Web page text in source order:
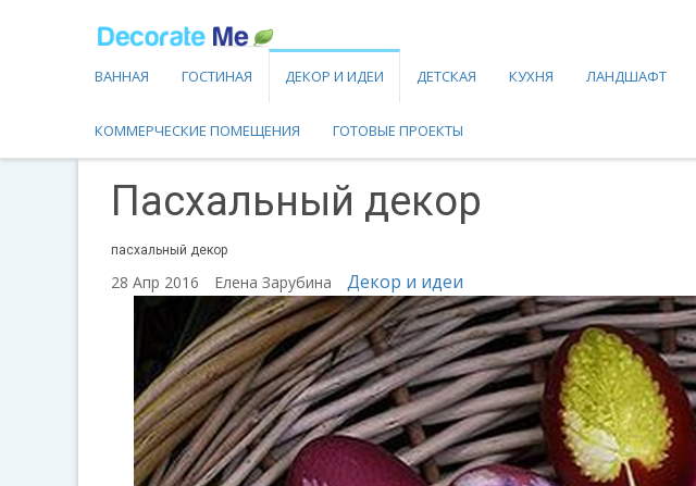
ВАННАЯ ГОСТИНАЯ ДЕКОР И ИДЕИ ДЕТСКАЯ КУХНЯ ЛАНДШАФТ
КОММЕРЧЕСКИЕ ПОМЕЩЕНИЯ ГОТОВЫЕ ПРОЕКТЫ
Пасхальный декор
пасхальный декор
28 Апр 2016 Елена Зарубина Декор и идеи